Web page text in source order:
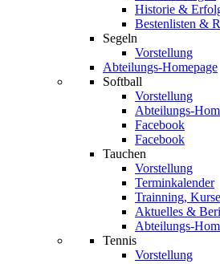
Historie &
Bestenlisten &
Segeln
Vorstellung
Abteilungs-Homepage
Softball
Vorstellung
Abteilungs-
Facebook
Facebook
Tauchen
Vorstellung
Terminkalender
Trainning,
Aktuelles &
Abteilungs-
Tennis
Vorstellung